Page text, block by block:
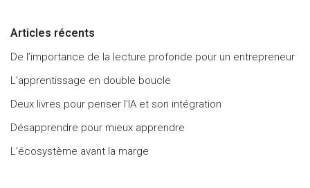
Articles récents
De l’importance de la lecture profonde pour un entrepreneur
L’apprentissage en double boucle
Deux livres pour penser l’IA et son intégration
Désapprendre pour mieux apprendre
L’écosystème avant la marge